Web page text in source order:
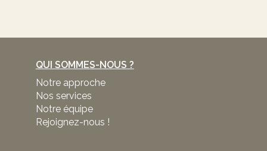
QUI SOMMES-NOUS ?
Notre approche
Nos services
Notre équipe
Rejoignez-nous !